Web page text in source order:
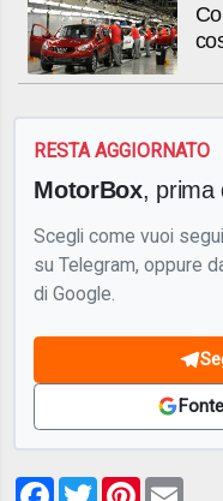
RESTA AGGIORNATO
MotorBox, prima
Scegli come vuoi
su Telegram, oppure
di Google.
Facebook
TwitterPinterest